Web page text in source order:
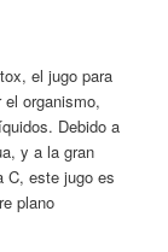
el jugo para
organismo,
Debido a
y a la gran
C, este jugo es
plano